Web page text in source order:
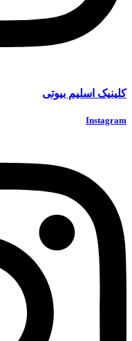
کلینیک اسلیم بیوتی
Instagram